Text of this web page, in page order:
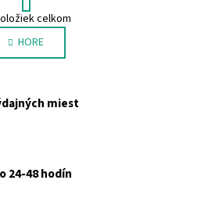
O
v
l
á
a
c
p
r
r
á
n
k
a
celkom
HORE
miest
24-48 hodín